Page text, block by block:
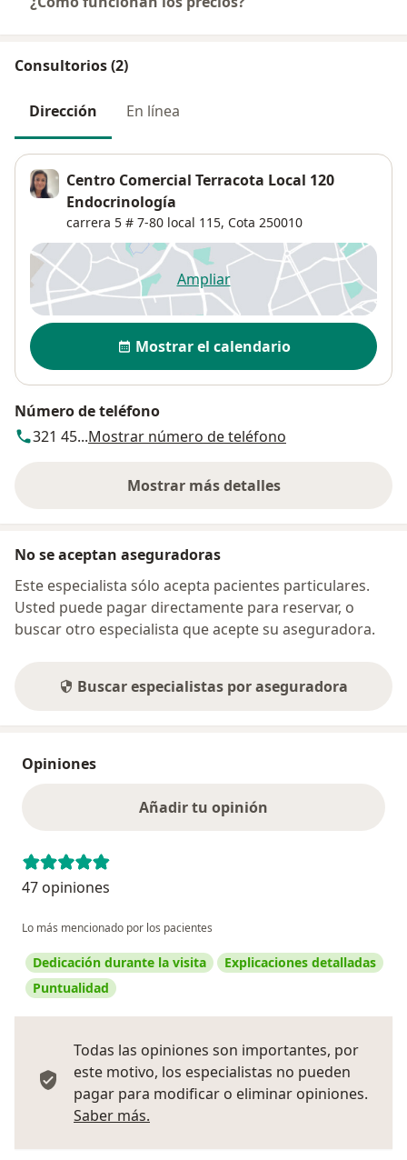
Consultorios (2)
Dirección En línea
Centro Comercial Terracota Local 120
Endocrinología
carrera 5 # 7-80 local 115, Cota 250010
Ampliarse abre en una nueva
Disponibilidad
Mostrar el calendario
Número de teléfono
321 45...Mostrar número de teléfono
Mostrar más detalles
sobre la dirección
No se aceptan aseguradoras
Este especialista sólo acepta pacientes particulares.
Usted puede pagar directamente para reservar, o
buscar otro especialista que acepte su aseguradora.
Buscar especialistas por aseguradora
Opiniones
Añadir tu opinión
47 opiniones
Lo más mencionado por los pacientes
Dedicación durante la visita
Explicaciones detalladas
Puntualidad
Todas las opiniones son importantes, por
este motivo, los especialistas no pueden
pagar para modificar o eliminar opiniones.
Saber más.